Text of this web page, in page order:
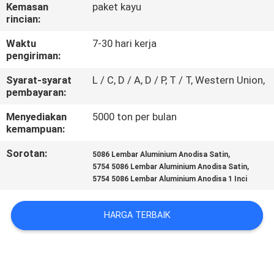
HUBUNGI
KAMI
BERITA
KASUS
PERMINTAAN
PENAWARAN
SITEMAP
Kemasan
rincian:
paket kayu
Waktu
pengiriman:
7-30 hari kerja
Syarat-syarat
pembayaran:
L / C, D / A, D / P, T / T, Western Union,
Menyediakan
kemampuan:
5000 ton per bulan
Sorotan: 5086 Lembar Aluminium Anodisa Satin,
5754 5086 Lembar Aluminium Anodisa Satin,
5754 5086 Lembar Aluminium Anodisa 1 Inci
HARGA TERBAIK